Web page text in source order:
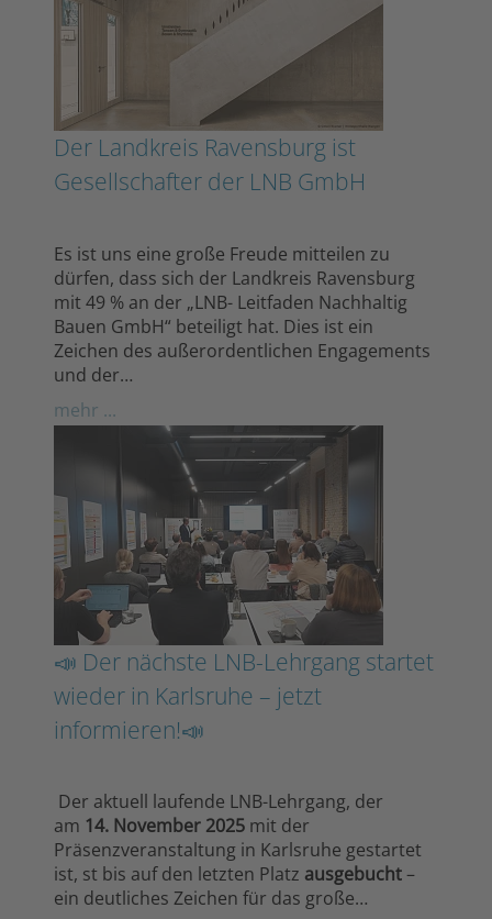
Der Landkreis Ravensburg ist
Gesellschafter der LNB GmbH
Es ist uns eine große Freude mitteilen zu
dürfen, dass sich der Landkreis Ravensburg
mit 49 % an der „LNB- Leitfaden Nachhaltig
Bauen GmbH“ beteiligt hat. Dies ist ein
Zeichen des außerordentlichen Engagements
und der…
mehr ...
📣 Der nächste LNB-Lehrgang startet
wieder in Karlsruhe – jetzt
informieren!📣
Der aktuell laufende LNB-Lehrgang, der
am 14. November 2025 mit der
Präsenzveranstaltung in Karlsruhe gestartet
ist, st bis auf den letzten Platz ausgebucht–
ein deutliches Zeichen für das große…